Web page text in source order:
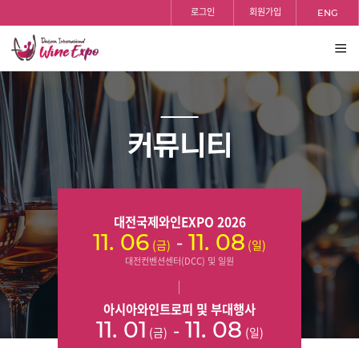
건너뛰기
로그인 회원가입 ENG
전체
보기
커뮤니티
대전국제와인EXPO 2026
11. 06 (금) - 11. 08 (일)
대전컨벤션센터(DCC) 및 일원
아시아와인트로피 및 부대행사
11. 01 (금) - 11. 08 (일)